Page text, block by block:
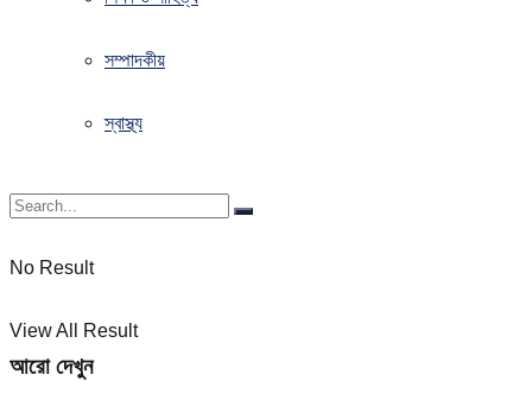
সম্পাদকীয়
স্বাস্থ্য
No Result
View All Result
আরো দেখুন